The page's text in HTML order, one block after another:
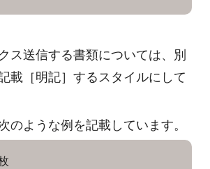
ス送信する書類については、別
載［明記］するスタイルにして
のような例を記載しています。